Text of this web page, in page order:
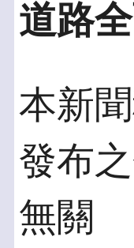
道路
本新
發布
無關